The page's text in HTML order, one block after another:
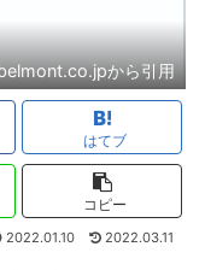
から引用
はてブ
コピー
2022.01.10 2022.03.11